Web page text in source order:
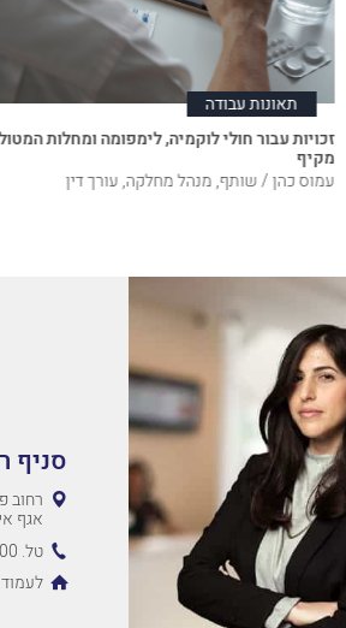
תאונות עבודה
זכויות עבור חולי לוקמיה, לימפומה ומחלות
מקיף
עמוס כהן / שותף, מנהל מחלקה, עורך דין
סניף
אגף
טל. 08-9393100